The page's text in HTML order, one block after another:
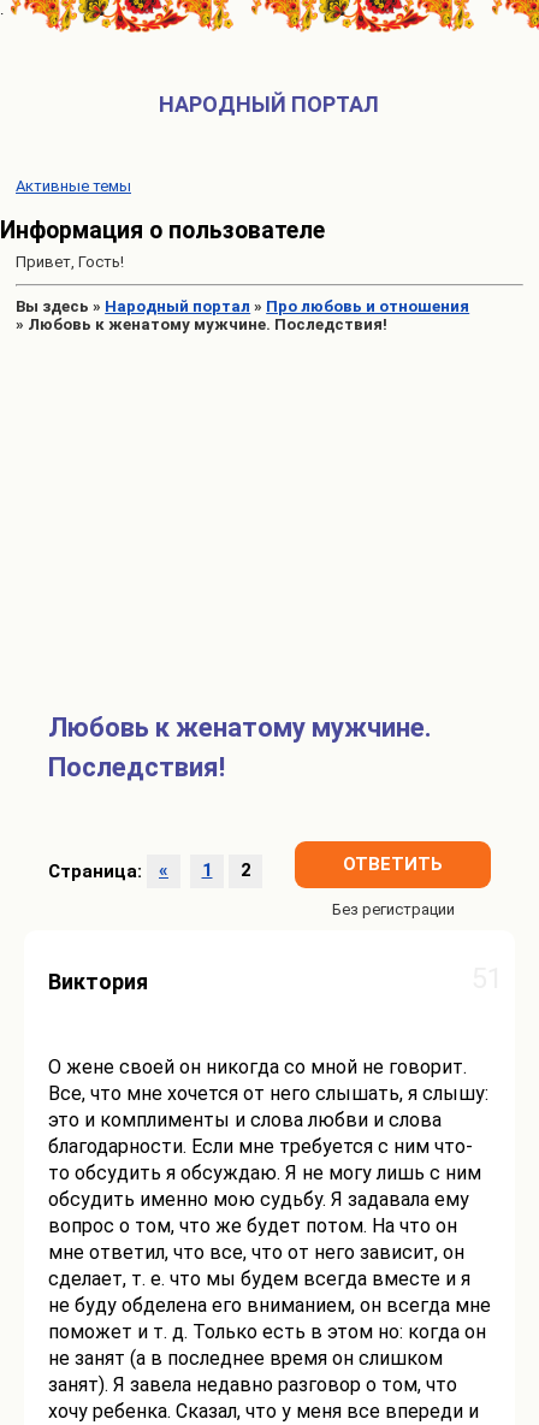
НАРОДНЫЙ ПОРТАЛ
Активные темы
Информация о пользователе
Привет, Гость!
Вы здесь » Народный портал » Про любовь и отношения
» Любовь к женатому мужчине. Последствия!
Любовь к женатому мужчине.
Последствия!
Страница: « 1 2 ОТВЕТИТЬ
Виктория
О жене своей он никогда со мной не говорит.
Все, что мне хочется от него слышать, я слышу:
это и комплименты и слова любви и слова
благодарности. Если мне требуется с ним что-
то обсудить я обсуждаю. Я не могу лишь с ним
обсудить именно мою судьбу. Я задавала ему
вопрос о том, что же будет потом. На что он
мне ответил, что все, что от него зависит, он
сделает, т. е. что мы будем всегда вместе и я
не буду обделена его вниманием, он всегда мне
поможет и т. д. Только есть в этом но: когда он
не занят (а в последнее время он слишком
занят). Я завела недавно разговор о том, что
хочу ребенка. Сказал, что у меня все впереди и